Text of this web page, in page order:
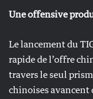
Une offensive
Le lancement du
rapide de l’offre
travers le seul
chinoises avancent